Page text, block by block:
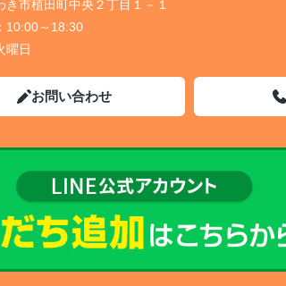
き市植田町中央２丁目１－１
10:00～18:30
曜日
お問い合わせ